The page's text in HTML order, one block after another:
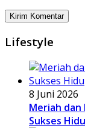
Lifestyle
8 Juni 2026
Meriah
Sukses